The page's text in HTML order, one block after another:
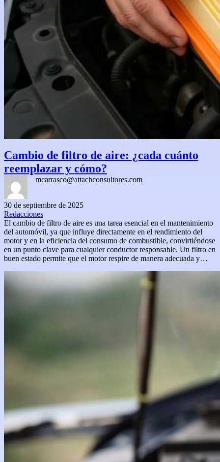
Cambio de filtro de aire: ¿cada cuánto
reemplazar y cómo?
mcarrasco@attachconsultores.com
30 de septiembre de 2025
Redacciones
El cambio de filtro de aire es una tarea esencial en el mantenimiento
del automóvil, ya que influye directamente en el rendimiento del
motor y en la eficiencia del consumo de combustible, convirtiéndose
en un punto clave para cualquier conductor responsable. Un filtro en
buen estado permite que el motor respire de manera adecuada y…